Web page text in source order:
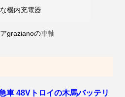
機内充電器
grazianoの車軸
車 48Vトロイの木馬バッテリ